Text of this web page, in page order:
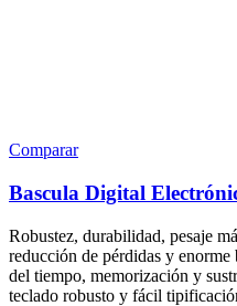
Comparar
Bascula Digital
Robustez, durabilidad, pesaje
reducción de pérdidas y
del tiempo, memorización y
teclado robusto y fácil